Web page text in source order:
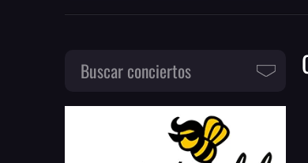
Buscar conciertos